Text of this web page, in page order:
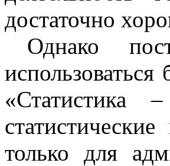
достаточно
Однако
только для